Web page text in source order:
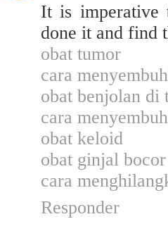
It is imperative
done it and find
obat tumor
cara
obat benjolan di
cara
obat keloid
obat ginjal bocor
cara
Responder